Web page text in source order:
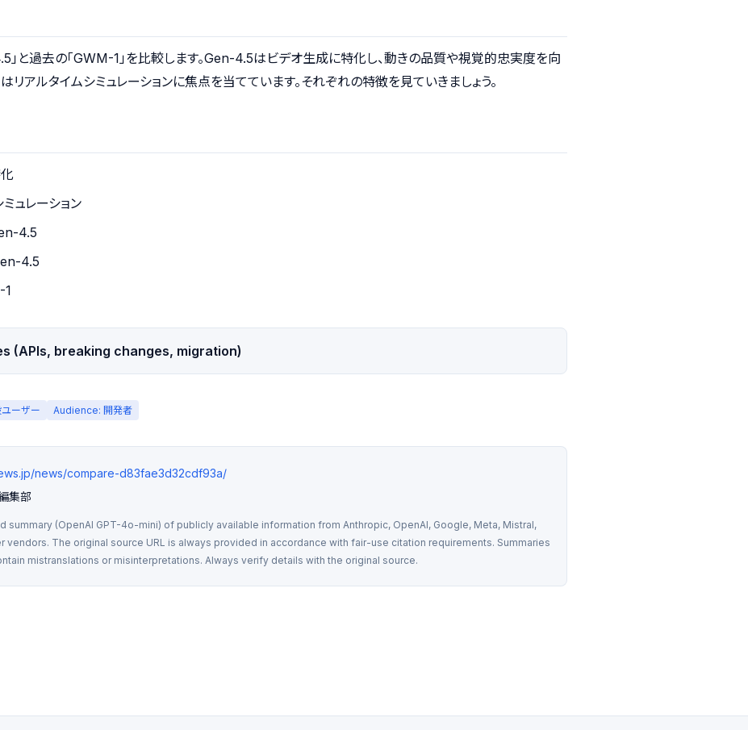
と過去の「GWM-1」を比較します。Gen-4.5はビデオ生成に特化し、動きの品質や視覚的忠実度を向
リアルタイムシミュレーションに焦点を当てています。それぞれの特徴を見ていきましょう。
ュレーション
4.5
4.5
1
(APIs, breaking changes, migration)
ーザー Audience: 開発者
news/compare-d83fae3d32cdf93a/
集部
summary (OpenAI GPT-4o-mini) of publicly available information from Anthropic, OpenAI, Google, Meta, Mistral,
vendors. The original source URL is always provided in accordance with fair-use citation requirements. Summaries
mistranslations or misinterpretations. Always verify details with the original source.